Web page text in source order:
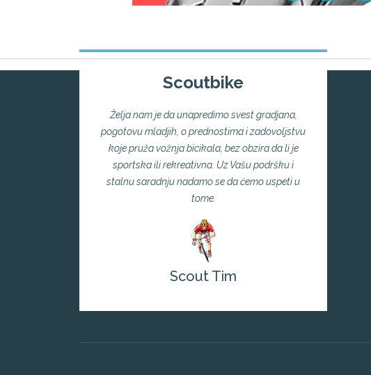
Scoutbike
Želja nam je da unapredimo svest gradjana,
pogotovu mladjih, o prednostima i zadovoljstvu
koje pruža vožnja bicikala, bez obzira da li je
sportska ili rekreativna. Uz Vašu podršku i
stalnu saradnju nadamo se da ćemo uspeti u
tome.
Scout Tim